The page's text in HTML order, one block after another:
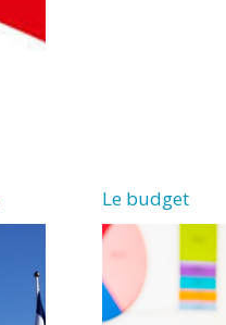
Le budget